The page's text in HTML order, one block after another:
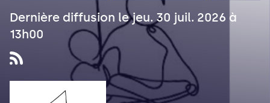
Dernière diffusion le jeu. 30 juil. 2026 à
13h00